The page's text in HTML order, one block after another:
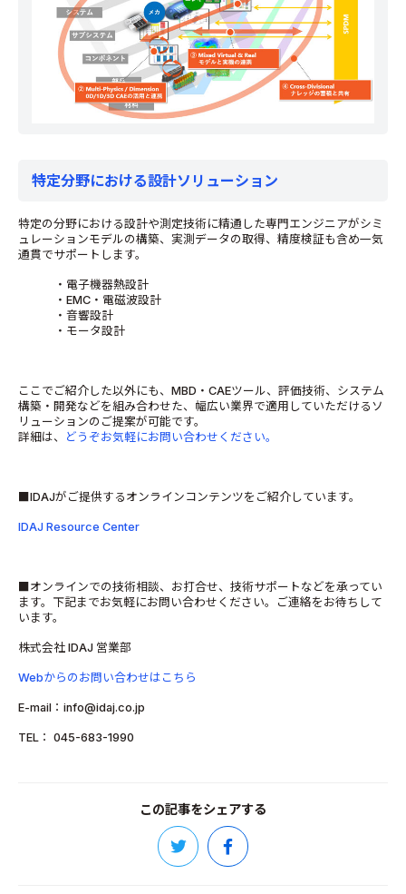
特定分野における設計ソリューション
特定の分野における設計や測定技術に精通した専門エンジニアがシミ
ュレーションモデルの構築、実測データの取得、精度検証も含め一気
通貫でサポートします。
・電子機器熱設計
・EMC・電磁波設計
・音響設計
・モータ設計
ここでご紹介した以外にも、MBD・CAEツール、評価技術、システム
構築・開発などを組み合わせた、幅広い業界で適用していただけるソ
リューションのご提案が可能です。
詳細は、
どうぞお気軽にお問い合わせください。
■IDAJがご提供するオンラインコンテンツをご紹介しています。
IDAJ Resource Center
■オンラインでの技術相談、お打合せ、技術サポートなどを承ってい
ます。下記までお気軽にお問い合わせください。ご連絡をお待ちして
います。
株式会社 IDAJ 営業部
Webからのお問い合わせはこちら
E-mail：info@idaj.co.jp
TEL： 045-683-1990
この記事をシェアする